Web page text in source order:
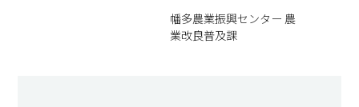
幡多農業振興センター 農
業改良普及課